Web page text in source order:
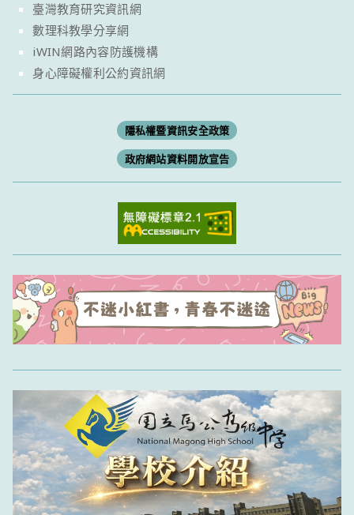
臺灣教育研究資訊網
數理科教學分享網
iWIN網路內容防護機構
身心障礙權利公約資訊網
隱私權暨資訊安全政策
政府網站資料開放宣告